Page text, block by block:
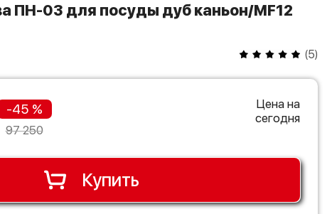
(5)
-45 %
97 250
Цена на
сегодня
Купить